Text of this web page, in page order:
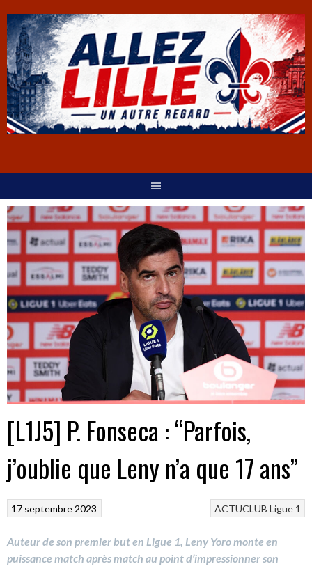
[L1J5] P. Fonseca : “Parfois,
j’oublie que Leny n’a que 17 ans”
ACTUCLUB Ligue 1
17 septembre 2023
Auteur de son premier but en Ligue 1, Leny Yoro monte en
puissance match après match au point d’impressionner son